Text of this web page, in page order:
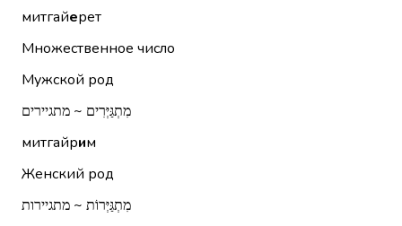
митгайерет
Множественное число
Мужской род
מִתְגַּיְּרִים ~ מתגיירים
митгайрим
Женский род
מִתְגַּיְּרוֹת ~ מתגיירות